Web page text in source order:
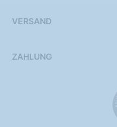
VERSAND
ZAHLUNG